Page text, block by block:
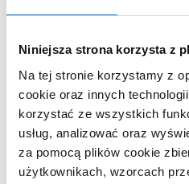
Niniejsza strona korzysta z
Na tej stronie korzystamy z
cookie oraz innych
korzystać ze wszystkich
usług, analizować oraz
za pomocą plików cookie
użytkownikach, wzorcach
nóżki (stelaż)
syfon